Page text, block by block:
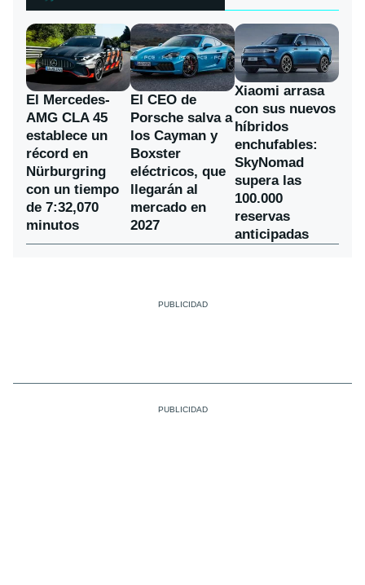
El Mercedes-
AMG CLA 45
establece un
récord en
Nürburgring
con un tiempo
de 7:32,070
minutos
El CEO de
Porsche salva a
los Cayman y
Boxster
eléctricos, que
llegarán al
mercado en
2027
Xiaomi arrasa
con sus nuevos
híbridos
enchufables:
SkyNomad
supera las
100.000
reservas
anticipadas